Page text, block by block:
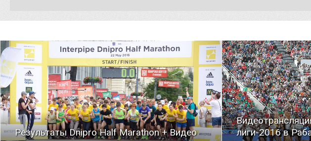
Результаты Dnipro Half Marathon + Видео
ЧИТАТЬ
лиги-2016 в